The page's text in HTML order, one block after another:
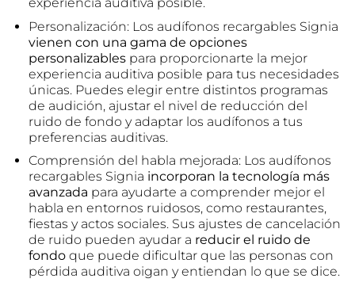
Personalización: Los audífonos recargables Signia
vienen con una gama de opciones
personalizablespara proporcionarte la mejor
experiencia auditiva posible para tus necesidades
únicas. Puedes elegir entre distintos programas
de audición, ajustar el nivel de reducción del
ruido de fondo y adaptar los audífonos a tus
preferencias auditivas.
Comprensión del habla mejorada: Los audífonos
recargables Signia incorporan la tecnología más
avanzada para ayudarte a comprender mejor el
habla en entornos ruidosos, como restaurantes,
fiestas y actos sociales. Sus ajustes de cancelación
de ruido pueden ayudar a reducir el ruido de
fondoque puede dificultar que las personas con
pérdida auditiva oigan y entiendan lo que se dice.